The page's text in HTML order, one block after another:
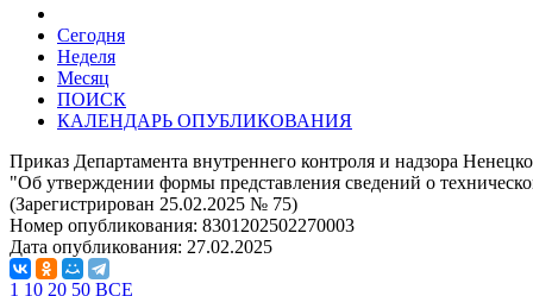
Сегодня
Неделя
Месяц
ПОИСК
КАЛЕНДАРЬ ОПУБЛИКОВАНИЯ
Приказ Департамента внутреннего контроля и надзора
"Об утверждении формы представления сведений о
(Зарегистрирован 25.02.2025 № 75)
Номер опубликования: 8301202502270003
Дата опубликования: 27.02.2025
1 10 20 50 ВСЕ